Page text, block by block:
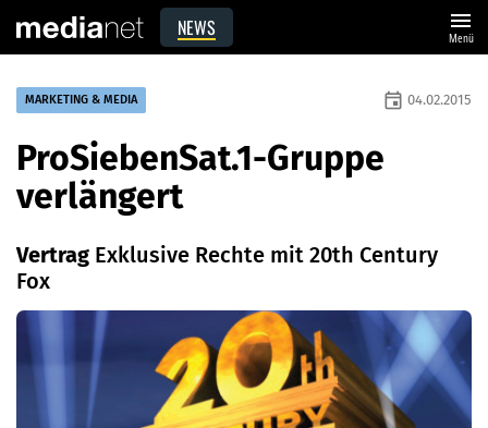
NEWS menu
Menü
MARKETING & MEDIA event 04.02.2015
ProSiebenSat.1-Gruppe
verlängert
Vertrag Exklusive Rechte mit 20th Century
Fox